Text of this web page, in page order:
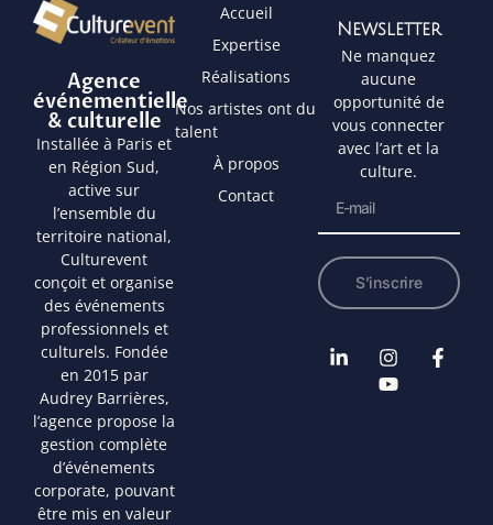
Agence
événementielle
& culturelle
Installée à Paris et
en Région Sud,
active sur
l’ensemble du
territoire national,
Culturevent
conçoit et organise
des événements
professionnels et
culturels. Fondée
en 2015 par
Audrey Barrières,
l’agence propose la
gestion complète
d’événements
corporate, pouvant
être mis en valeur
Accueil
Expertise
Réalisations
Nos artistes ont du
talent
À propos
Contact
Newsletter
Ne manquez
aucune
opportunité de
vous connecter
avec l’art et la
culture.
S’inscrire